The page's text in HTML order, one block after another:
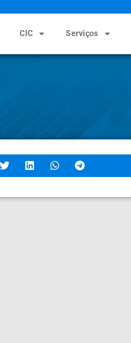
CIC Serviços